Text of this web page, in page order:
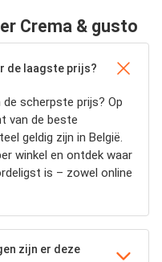
Crema & gusto
de laagste prijs?
de scherpste prijs? Op
van de beste
geldig zijn in België.
winkel en ontdek waar
is – zowel online
zijn er deze